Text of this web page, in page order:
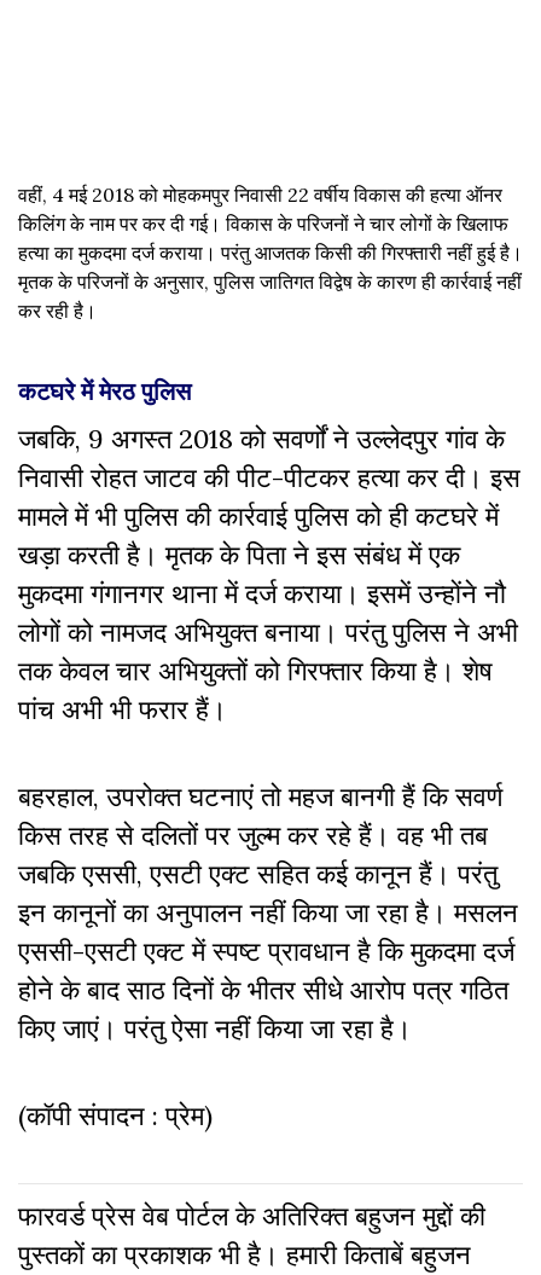
वहीं, 4 मई 2018 को मोहकमपुर निवासी 22 वर्षीय विकास की हत्या ऑनर
किलिंग के नाम पर कर दी गई। विकास के परिजनों ने चार लोगों के खिलाफ
हत्या का मुकदमा दर्ज कराया। परंतु आजतक किसी की गिरफ्तारी नहीं हुई है।
मृतक के परिजनों के अनुसार, पुलिस जातिगत विद्वेष के कारण ही कार्रवाई नहीं
कर रही है।
कटघरे में मेरठ पुलिस
जबकि, 9 अगस्त 2018 को सवर्णों ने उल्लेदपुर गांव के
निवासी रोहत जाटव की पीट-पीटकर हत्या कर दी। इस
मामले में भी पुलिस की कार्रवाई पुलिस को ही कटघरे में
खड़ा करती है। मृतक के पिता ने इस संबंध में एक
मुकदमा गंगानगर थाना में दर्ज कराया। इसमें उन्होंने नौ
लोगों को नामजद अभियुक्त बनाया। परंतु पुलिस ने अभी
तक केवल चार अभियुक्तों को गिरफ्तार किया है। शेष
पांच अभी भी फरार हैं।
बहरहाल, उपरोक्त घटनाएं तो महज बानगी हैं कि सवर्ण
किस तरह से दलितों पर जुल्म कर रहे हैं। वह भी तब
जबकि एससी, एसटी एक्ट सहित कई कानून हैं। परंतु
इन कानूनों का अनुपालन नहीं किया जा रहा है। मसलन
एससी-एसटी एक्ट में स्पष्ट प्रावधान है कि मुकदमा दर्ज
होने के बाद साठ दिनों के भीतर सीधे आरोप पत्र गठित
किए जाएं। परंतु ऐसा नहीं किया जा रहा है।
(कॉपी संपादन : प्रेम)
फारवर्ड प्रेस वेब पोर्टल के अतिरिक्‍त बहुजन मुद्दों की
पुस्‍तकों का प्रकाशक भी है। हमारी किताबें बहुजन